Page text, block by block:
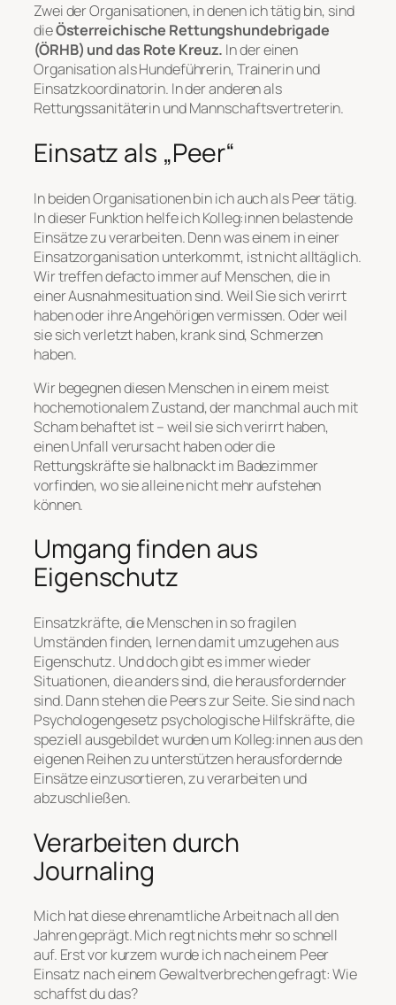
Zwei der Organisationen, in denen ich tätig bin, sind
dieÖsterreichische Rettungshundebrigade
(ÖRHB) und das Rote Kreuz. In der einen
Organisation als Hundeführerin, Trainerin und
Einsatzkoordinatorin. In der anderen als
Rettungssanitäterin und Mannschaftsvertreterin.
Einsatz als „Peer“
In beiden Organisationen bin ich auch als Peer tätig.
In dieser Funktion helfe ich Kolleg:innen belastende
Einsätze zu verarbeiten. Denn was einem in einer
Einsatzorganisation unterkommt, ist nicht alltäglich.
Wir treffen defacto immer auf Menschen, die in
einer Ausnahmesituation sind. Weil Sie sich verirrt
haben oder ihre Angehörigen vermissen. Oder weil
sie sich verletzt haben, krank sind, Schmerzen
haben.
Wir begegnen diesen Menschen in einem meist
hochemotionalem Zustand, der manchmal auch mit
Scham behaftet ist – weil sie sich verirrt haben,
einen Unfall verursacht haben oder die
Rettungskräfte sie halbnackt im Badezimmer
vorfinden, wo sie alleine nicht mehr aufstehen
können.
Umgang finden aus
Eigenschutz
Einsatzkräfte, die Menschen in so fragilen
Umständen finden, lernen damit umzugehen aus
Eigenschutz. Und doch gibt es immer wieder
Situationen, die anders sind, die herausfordernder
sind. Dann stehen die Peers zur Seite. Sie sind nach
Psychologengesetz psychologische Hilfskräfte, die
speziell ausgebildet wurden um Kolleg:innen aus den
eigenen Reihen zu unterstützen herausfordernde
Einsätze einzusortieren, zu verarbeiten und
abzuschließen.
Verarbeiten durch
Journaling
Mich hat diese ehrenamtliche Arbeit nach all den
Jahren geprägt. Mich regt nichts mehr so schnell
auf. Erst vor kurzem wurde ich nach einem Peer
Einsatz nach einem Gewaltverbrechen gefragt: Wie
schaffst du das?